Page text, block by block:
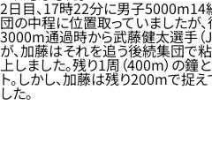
2日目、17時22分に男子5000m14
団の中程に位置取っていましたが
3000m通過時から武藤健太選手（
が、加藤はそれを追う後続集団で
上しました。残り1周（400m）の
ト。しかし、加藤は残り200mで捉
した。